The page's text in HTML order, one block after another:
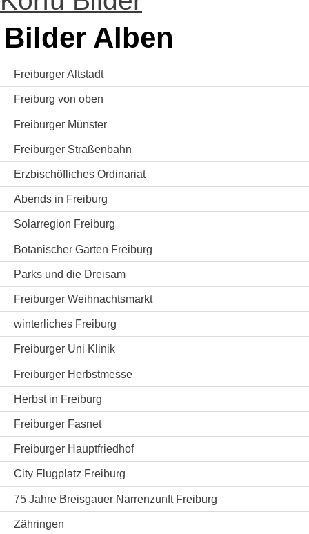
Bilder Alben
Freiburger Altstadt
Freiburg von oben
Freiburger Münster
Freiburger Straßenbahn
Erzbischöfliches Ordinariat
Abends in Freiburg
Solarregion Freiburg
Botanischer Garten Freiburg
Parks und die Dreisam
Freiburger Weihnachtsmarkt
winterliches Freiburg
Freiburger Uni Klinik
Freiburger Herbstmesse
Herbst in Freiburg
Freiburger Fasnet
Freiburger Hauptfriedhof
City Flugplatz Freiburg
75 Jahre Breisgauer Narrenzunft Freiburg
Zähringen